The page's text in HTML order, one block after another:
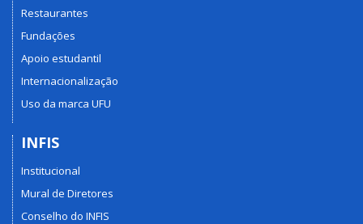
Restaurantes
Fundações
Apoio estudantil
Internacionalização
Uso da marca UFU
INFIS
Institucional
Mural de Diretores
Conselho do INFIS